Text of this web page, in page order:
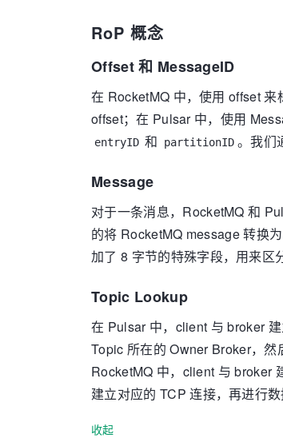
RoP 概念
Offset 和 MessageID
在 RocketMQ 中，使用 offset
offset；在 Pulsar 中，使用
entryID 和 partitionID 。我们
Message
对于一条消息，RocketMQ 和
的将 RocketMQ message 转换
加了 8 字节的特殊字段，用来区
Topic Lookup
在 Pulsar 中，client 与 broker
Topic 所在的 Owner Broker，
RocketMQ 中，client 与 broker
建立对应的 TCP 连接，再进行数
收起